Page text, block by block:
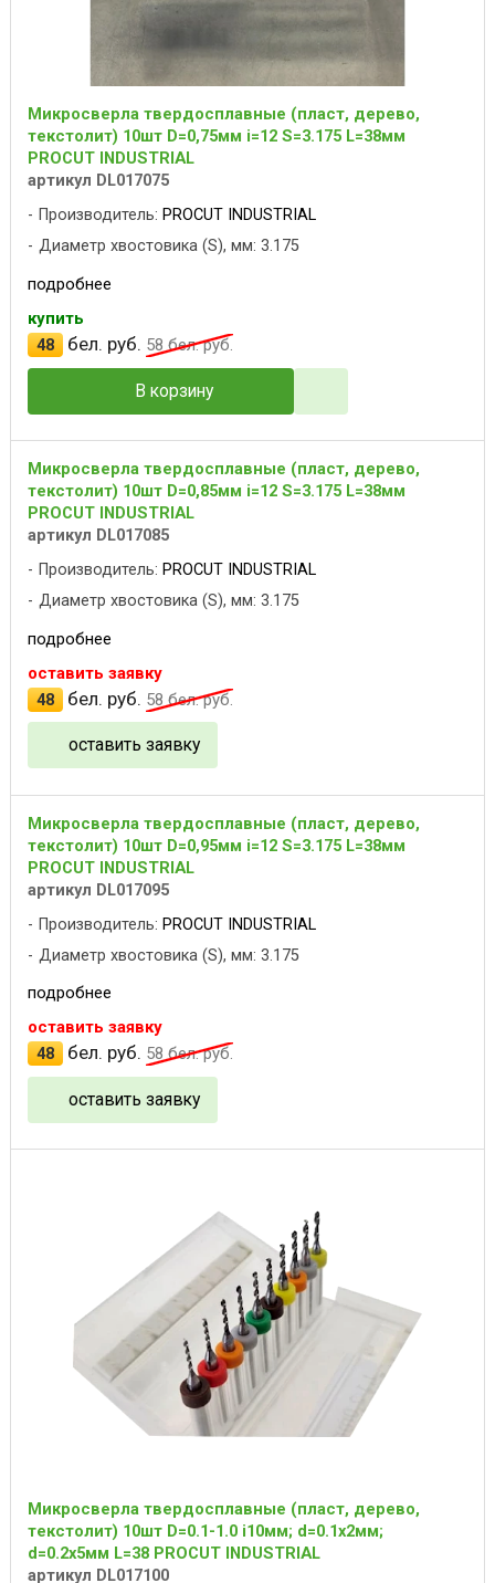
Микросверла твердосплавные (пласт, дерево,
текстолит) 10шт D=0,75мм i=12 S=3.175 L=38мм
PROCUT INDUSTRIAL
артикул DL017075
Производитель: PROCUT INDUSTRIAL
Диаметр хвостовика (S), мм: 3.175
подробнее
купить
48
бел. руб. 58бел. руб.
В корзину
Микросверла твердосплавные (пласт, дерево,
текстолит) 10шт D=0,85мм i=12 S=3.175 L=38мм
PROCUT INDUSTRIAL
артикул DL017085
Производитель: PROCUT INDUSTRIAL
Диаметр хвостовика (S), мм: 3.175
подробнее
оставить заявку
48
бел. руб. 58бел. руб.
оставить заявку
Микросверла твердосплавные (пласт, дерево,
текстолит) 10шт D=0,95мм i=12 S=3.175 L=38мм
PROCUT INDUSTRIAL
артикул DL017095
Производитель: PROCUT INDUSTRIAL
Диаметр хвостовика (S), мм: 3.175
подробнее
оставить заявку
48
бел. руб. 58бел. руб.
оставить заявку
Микросверла твердосплавные (пласт, дерево,
текстолит) 10шт D=0.1-1.0 i10мм; d=0.1x2мм;
d=0.2x5мм L=38 PROCUT INDUSTRIAL
артикул DL017100